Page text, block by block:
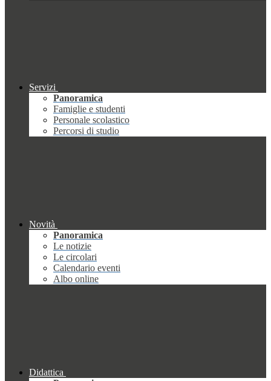
Servizi
Panoramica
Famiglie e studenti
Personale scolastico
Percorsi di studio
Novità
Panoramica
Le notizie
Le circolari
Calendario eventi
Albo online
Didattica